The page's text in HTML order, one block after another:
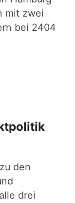
mit zwei
bei 2404
den
drei